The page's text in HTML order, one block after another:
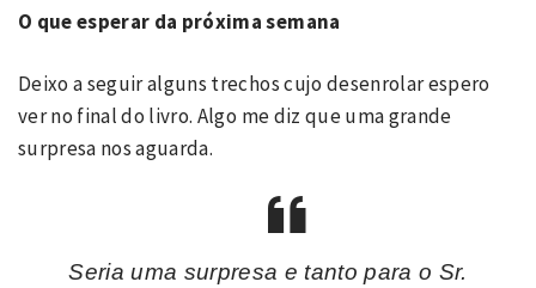
O que esperar da próxima semana
Deixo a seguir alguns trechos cujo desenrolar espero
ver no final do livro. Algo me diz que uma grande
surpresa nos aguarda.
Seria uma surpresa e tanto para o Sr.